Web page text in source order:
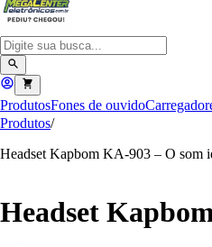
ProdutosFones de ouvido
Produtos/
Headset Kapbom KA-903 – O som
Headset